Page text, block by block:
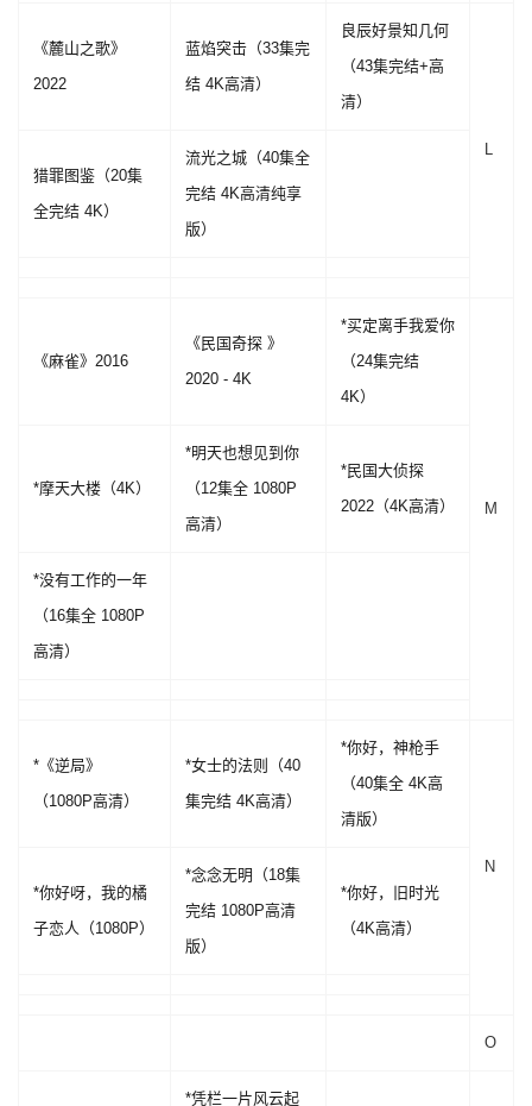
《麓山之歌》
2022
蓝焰突击（33集完
结 4K高清）
良辰好景知几何
（43集完结+高
清）
L
猎罪图鉴（20集
全完结 4K）
流光之城（40集全
完结 4K高清纯享
版）
《麻雀》2016
《民国奇探 》
2020 - 4K
*买定离手我爱你
（24集完结
4K）
M
*摩天大楼（4K）
*明天也想见到你
（12集全 1080P
高清）
*民国大侦探
2022（4K高清）
*没有工作的一年
（16集全 1080P
高清）
*《逆局》
（1080P高清）
*女士的法则（40
集完结 4K高清）
*你好，神枪手
（40集全 4K高
清版）
N
*你好呀，我的橘
子恋人（1080P）
*念念无明（18集
完结 1080P高清
版）
*你好，旧时光
（4K高清）
O
*凭栏一片风云起